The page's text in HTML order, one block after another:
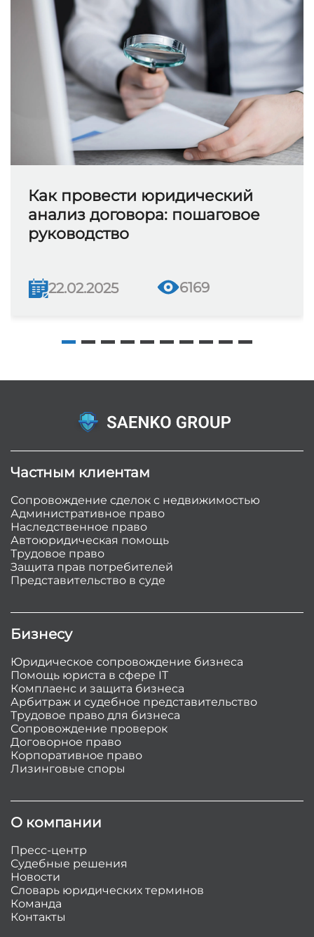
Как провести юридический
анализ договора: пошаговое
руководство
22.02.2025 6169
Частным клиентам
Сопровождение сделок с недвижимостью
Административное право
Наследственное право
Автоюридическая помощь
Трудовое право
Защита прав потребителей
Представительство в суде
Бизнесу
Юридическое сопровождение бизнеса
Помощь юриста в сфере IT
Комплаенс и защита бизнеса
Арбитраж и судебное представительство
Трудовое право для бизнеса
Сопровождение проверок
Договорное право
Корпоративное право
Лизинговые споры
О компании
Пресс-центр
Судебные решения
Новости
Словарь юридических терминов
Команда
Контакты